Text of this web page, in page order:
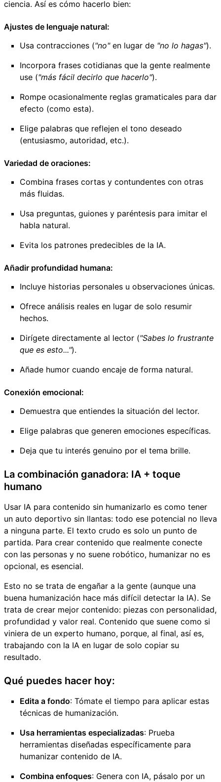
ciencia. Así es cómo hacerlo bien:
Ajustes de lenguaje natural:
Usa contracciones ("no"en lugar de "no lo hagas").
Incorpora frases cotidianas que la gente realmente
use ("más fácil decirlo que hacerlo").
Rompe ocasionalmente reglas gramaticales para dar
efecto (como esta).
Elige palabras que reflejen el tono deseado
(entusiasmo, autoridad, etc.).
Variedad de oraciones:
Combina frases cortas y contundentes con otras
más fluidas.
Usa preguntas, guiones y paréntesis para imitar el
habla natural.
Evita los patrones predecibles de la IA.
Añadir profundidad humana:
Incluye historias personales u observaciones únicas.
Ofrece análisis reales en lugar de solo resumir
hechos.
Dirígete directamente al lector ("Sabes lo frustrante
que es esto...").
Añade humor cuando encaje de forma natural.
Conexión emocional:
Demuestra que entiendes la situación del lector.
Elige palabras que generen emociones específicas.
Deja que tu interés genuino por el tema brille.
La combinación ganadora: IA + toque
humano
Usar IA para contenido sin humanizarlo es como tener
un auto deportivo sin llantas: todo ese potencial no lleva
a ninguna parte. El texto crudo es solo un punto de
partida. Para crear contenido que realmente conecte
con las personas y no suene robótico, humanizar no es
opcional, es esencial.
Esto no se trata de engañar a la gente (aunque una
buena humanización hace más difícil detectar la IA). Se
trata de crear mejor contenido: piezas con personalidad,
profundidad y valor real. Contenido que suene como si
viniera de un experto humano, porque, al final, así es,
trabajando con la IA en lugar de solo copiar su
resultado.
Qué puedes hacer hoy:
Edita a fondo: Tómate el tiempo para aplicar estas
técnicas de humanización.
Usa herramientas especializadas: Prueba
herramientas diseñadas específicamente para
humanizar contenido de IA.
Combina enfoques: Genera con IA, pásalo por un